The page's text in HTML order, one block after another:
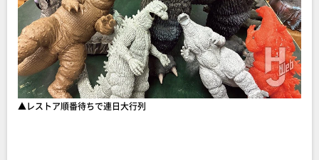
▲レストア順番待ちで連日大行列